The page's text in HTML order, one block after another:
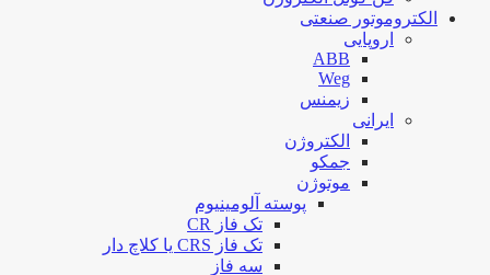
الکتروموتور صنعتی
اروپایی
ABB
Weg
زیمنس
ایرانی
الکتروژن
جمکو
موتوژن
پوسته آلومینیوم
تک فاز CR
تک فاز CRS یا کلاچ دار
سه فاز